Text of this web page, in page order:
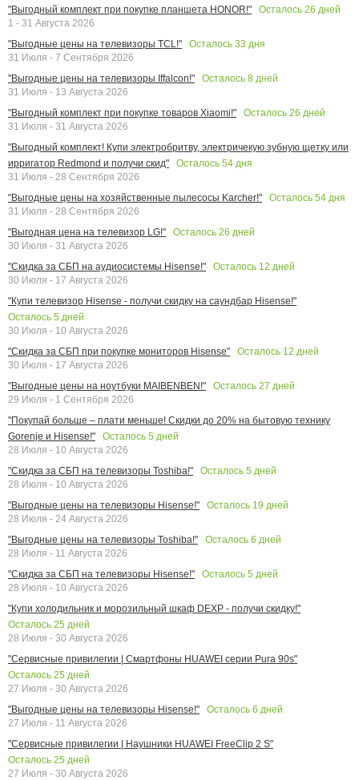
"Выгодный комплект при покупке планшета HONOR!"
Осталось 26 дней
1 - 31 Августа 2026
"Выгодные цены на телевизоры TCL!"
Осталось 33 дня
31 Июля - 7 Сентября 2026
"Выгодные цены на телевизоры Iffalcon!"
Осталось 8 дней
31 Июля - 13 Августа 2026
"Выгодный комплект при покупке товаров Xiaomi!"
Осталось 26 дней
31 Июля - 31 Августа 2026
"Выгодный комплект! Купи электробритву, электричекую зубную щетку или
ирригатор Redmond и получи скид"
Осталось 54 дня
31 Июля - 28 Сентября 2026
"Выгодные цены на хозяйственные пылесосы Karcher!"
Осталось 54 дня
31 Июля - 28 Сентября 2026
"Выгодная цена на телевизор LG!"
Осталось 26 дней
30 Июля - 31 Августа 2026
"Скидка за СБП на аудиосистемы Hisense!"
Осталось 12 дней
30 Июля - 17 Августа 2026
"Купи телевизор Hisense - получи скидку на саундбар Hisense!"
Осталось 5 дней
30 Июля - 10 Августа 2026
"Скидка за СБП при покупке мониторов Hisense"
Осталось 12 дней
30 Июля - 17 Августа 2026
"Выгодные цены на ноутбуки MAIBENBEN!"
Осталось 27 дней
29 Июля - 1 Сентября 2026
"Покупай больше – плати меньше! Скидки до 20% на бытовую технику
Gorenje и Hisense!"
Осталось 5 дней
28 Июля - 10 Августа 2026
"Скидка за СБП на телевизоры Toshiba!"
Осталось 5 дней
28 Июля - 10 Августа 2026
"Выгодные цены на телевизоры Hisense!"
Осталось 19 дней
28 Июля - 24 Августа 2026
"Выгодные цены на телевизоры Toshiba!"
Осталось 6 дней
28 Июля - 11 Августа 2026
"Скидка за СБП на телевизоры Hisense!"
Осталось 5 дней
28 Июля - 10 Августа 2026
"Купи холодильник и морозильный шкаф DEXP - получи скидку!"
Осталось 25 дней
28 Июля - 30 Августа 2026
"Сервисные привилегии | Смартфоны HUAWEI серии Pura 90s"
Осталось 25 дней
27 Июля - 30 Августа 2026
"Выгодные цены на телевизоры Hisense!"
Осталось 6 дней
27 Июля - 11 Августа 2026
"Сервисные привилегии | Наушники HUAWEI FreeClip 2 S"
Осталось 25 дней
27 Июля - 30 Августа 2026